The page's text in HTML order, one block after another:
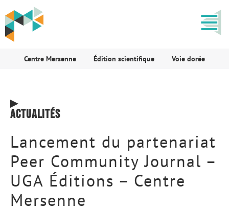
Centre Mersenne Édition scientifique Voie dorée
Actualités
Lancement du partenariat
Peer Community Journal –
UGA Éditions – Centre
Mersenne